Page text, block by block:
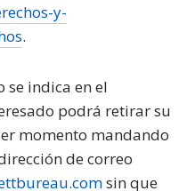
y-
.
se indica en el
podrá retirar su
momento mandando
de correo
sin que